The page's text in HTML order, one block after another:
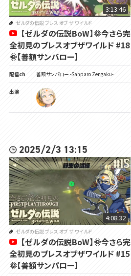
3:13:46
ゼルダの伝説 ブレス オブ ザ ワイルド
【ゼルダの伝説BoW】🌞今さら完
全初見のブレスオブザワイルド #18
🌞【善額サンパロー】
配信ch 善額サンパロー -Sanparo Zengaku-
出演
2025/2/3 13:15
4:08:32
ゼルダの伝説 ブレス オブ ザ ワイルド
【ゼルダの伝説BoW】🌞今さら完
全初見のブレスオブザワイルド #15
🌞【善額サンパロー】